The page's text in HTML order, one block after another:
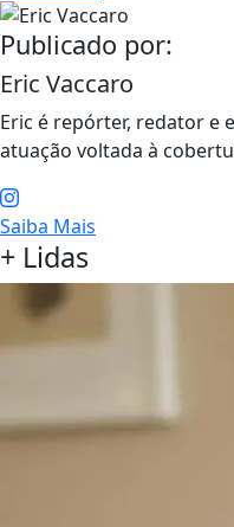
Publicado por:
Eric Vaccaro
Eric é repórter, redator e
atuação voltada à
Saiba Mais
+ Lidas